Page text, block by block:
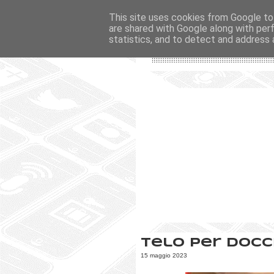
Telo per
15 maggio 2023
This site uses cookies from Google
are shared with Google along with
statistics, and to detect and address